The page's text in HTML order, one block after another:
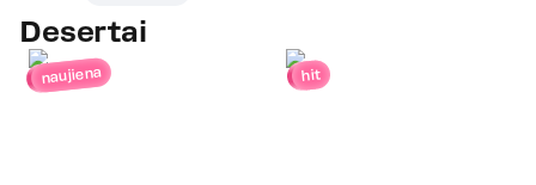
Desertai
naujiena hit